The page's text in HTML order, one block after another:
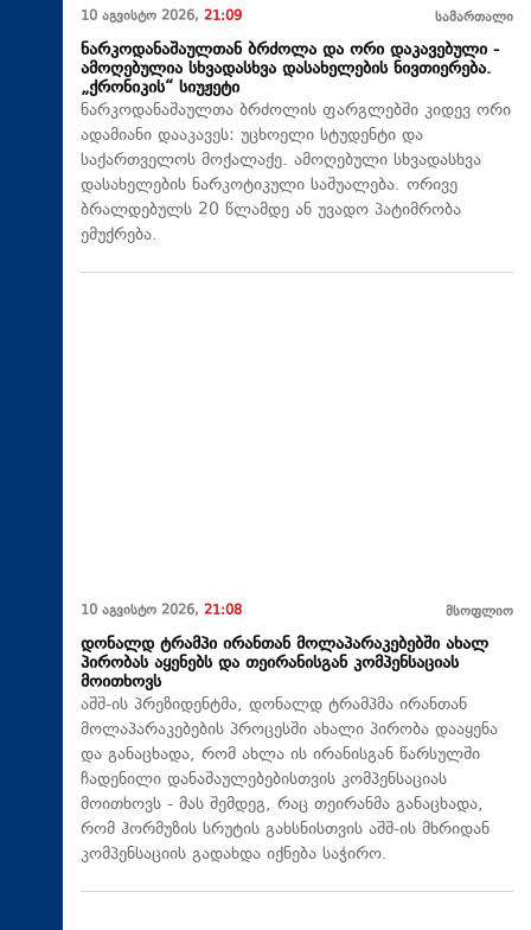
10 აგვისტო 2026, 21:09 სამართალი
ნარკოდანაშაულთან ბრძოლა და ორი დაკავებული -
ამოღებულია სხვადასხვა დასახელების ნივთიერება.
„ქრონიკის“ სიუჟეტი
ნარკოდანაშაულთა ბრძოლის ფარგლებში კიდევ ორი
ადამიანი დააკავეს: უცხოელი სტუდენტი და
საქართველოს მოქალაქე. ამოღებული სხვადასხვა
დასახელების ნარკოტიკული საშუალება. ორივე
ბრალდებულს 20 წლამდე ან უვადო პატიმრობა
ემუქრება.
10 აგვისტო 2026, 21:08 მსოფლიო
დონალდ ტრამპი ირანთან მოლაპარაკებებში ახალ
პირობას აყენებს და თეირანისგან კომპენსაციას
მოითხოვს
აშშ-ის პრეზიდენტმა, დონალდ ტრამპმა ირანთან
მოლაპარაკებების პროცესში ახალი პირობა დააყენა
და განაცხადა, რომ ახლა ის ირანისგან წარსულში
ჩადენილი დანაშაულებებისთვის კომპენსაციას
მოითხოვს - მას შემდეგ, რაც თეირანმა განაცხადა,
რომ ჰორმუზის სრუტის გახსნისთვის აშშ-ის მხრიდან
კომპენსაციის გადახდა იქნება საჭირო.